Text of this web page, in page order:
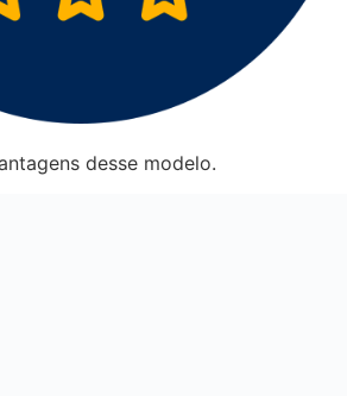
desse modelo.